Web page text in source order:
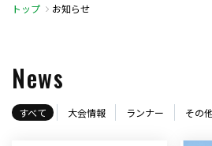
トップ お知らせ
News
すべて 大会情報 ランナー その